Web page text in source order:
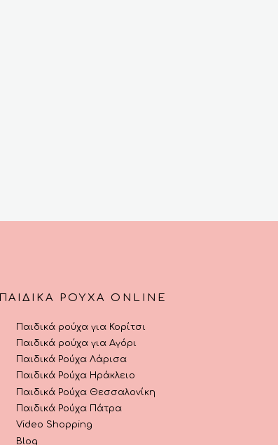
ΠΑΙΔΙΚΆ ΡΟΎΧΑ ONLINE
Παιδικά ρούχα για Κορίτσι
Παιδικά ρούχα για Αγόρι
Παιδικά Ρούχα Λάρισα
Παιδικά Ρούχα Ηράκλειο
Παιδικά Ρούχα Θεσσαλονίκη
Παιδικά Ρούχα Πάτρα
Video Shopping
Blog